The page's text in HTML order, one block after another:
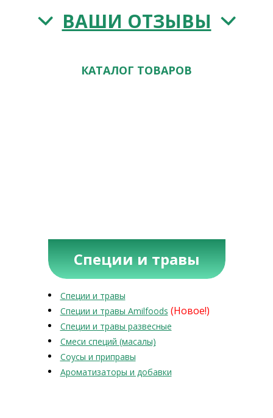
ВАШИ ОТЗЫВЫ
КАТАЛОГ ТОВАРОВ
Специи и травы
Специи и травы
Специи и травы Amilfoods (Новое!)
Специи и травы развесные
Смеси специй (масалы)
Соусы и приправы
Ароматизаторы и добавки